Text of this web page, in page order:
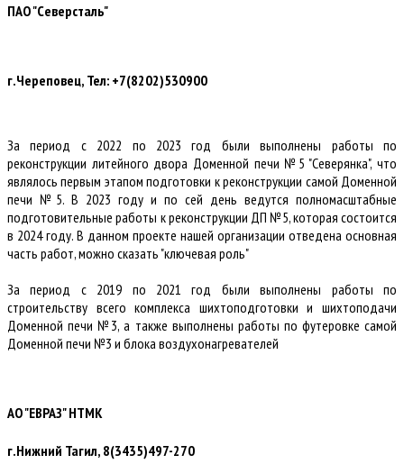
ПАО "Северсталь"
г.Череповец, Тел: +7(8202)530900
За период с 2022 по 2023 год были выполнены работы по
реконструкции литейного двора Доменной печи №5 "Северянка", что
являлось первым этапом подготовки к реконструкции самой Доменной
печи №5. В 2023 году и по сей день ведутся полномасштабные
подготовительные работы к реконструкции ДП №5, которая состоится
в 2024 году. В данном проекте нашей организации отведена основная
часть работ, можно сказать "ключевая роль"
За период с 2019 по 2021 год были выполнены работы по
строительству всего комплекса шихтоподготовки и шихтоподачи
Доменной печи №3, а также выполнены работы по футеровке самой
Доменной печи №3 и блока воздухонагревателей
АО "ЕВРАЗ" НТМК
г.Нижний Тагил, 8(3435)497-270